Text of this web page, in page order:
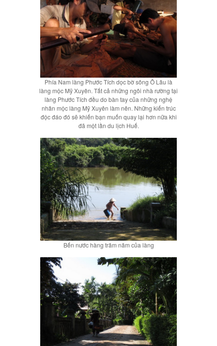
Phía Nam làng Phước Tích dọc bờ sông Ô Lâu là
làng mộc Mỹ Xuyên. Tất cả những ngôi nhà rường tại
làng Phước Tích đều do bàn tay của những nghệ
nhân mộc làng Mỹ Xuyên làm nên. Những kiến trúc
độc đáo đó sẽ khiến bạn muốn quay lại hơn nữa khi
đã một lần du lịch Huế.
Bến nước hàng trăm năm của làng